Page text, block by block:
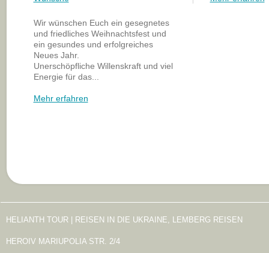
Wir wünschen Euch ein gesegnetes
und friedliches Weihnachtsfest und
ein gesundes und erfolgreiches
Neues Jahr.
Unerschöpfliche Willenskraft und viel
Energie für das...
Mehr erfahren
HELIANTH TOUR | REISEN IN DIE UKRAINE, LEMBERG REISEN
HEROIV MARIUPOLIA STR. 2/4